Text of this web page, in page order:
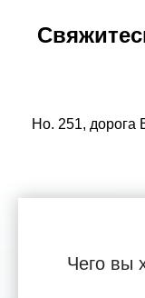
Но. 251, дорога
Чего вы